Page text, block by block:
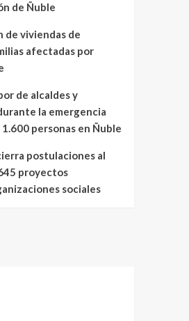
de Ñuble
de viviendas de
afectadas por
de alcaldes y
la emergencia
personas en Ñuble
postulaciones al
proyectos
sociales